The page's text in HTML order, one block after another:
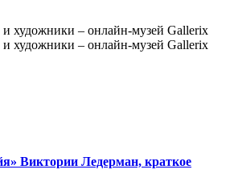
Виктории Ледерман, краткое